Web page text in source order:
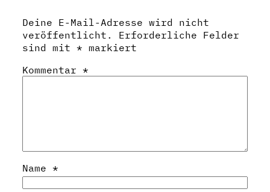
Deine E-Mail-Adresse wird nicht
veröffentlicht.
Erforderliche Felder
sind mit * markiert
Kommentar *
Name *